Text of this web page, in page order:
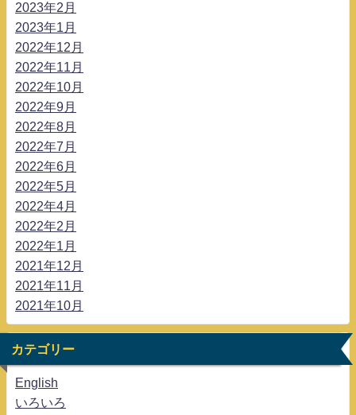
2023年2月
2023年1月
2022年12月
2022年11月
2022年10月
2022年9月
2022年8月
2022年7月
2022年6月
2022年5月
2022年4月
2022年2月
2022年1月
2021年12月
2021年11月
2021年10月
カテゴリー
English
いろいろ